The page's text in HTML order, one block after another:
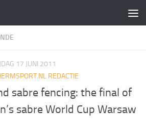
17 JUNI 2011
REDACTIE
sabre fencing: the final of
sabre World Cup Warsaw